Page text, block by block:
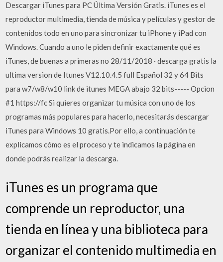
Descargar iTunes para PC Última Versión Gratis. iTunes es el
reproductor multimedia, tienda de música y películas y gestor de
contenidos todo en uno para sincronizar tu iPhone y iPad con
Windows. Cuando a uno le piden definir exactamente qué es
iTunes, de buenas a primeras no 28/11/2018 · descarga gratis la
ultima version de Itunes V12.10.4.5 full Español 32 y 64 Bits
para w7/w8/w10 link de itunes MEGA abajo 32 bits----- Opcion
#1 https://fc Si quieres organizar tu música con uno de los
programas más populares para hacerlo, necesitarás descargar
iTunes para Windows 10 gratis.Por ello, a continuación te
explicamos cómo es el proceso y te indicamos la página en
donde podrás realizar la descarga.
iTunes es un programa que
comprende un reproductor, una
tienda en línea y una biblioteca para
organizar el contenido multimedia en